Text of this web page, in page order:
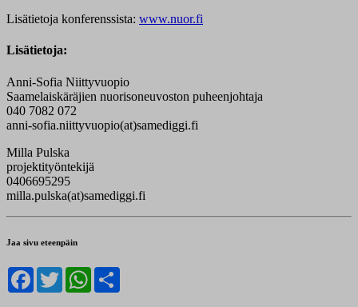
Lisätietoja konferenssista: www.nuor.fi
Lisätietoja:
Anni-Sofia Niittyvuopio
Saamelaiskäräjien nuorisoneuvoston puheenjohtaja
040 7082 072
anni-sofia.niittyvuopio(at)samediggi.fi
Milla Pulska
projektityöntekijä
0406695295
milla.pulska(at)samediggi.fi
Jaa sivu eteenpäin
Facebook
TwitterWhatsApp